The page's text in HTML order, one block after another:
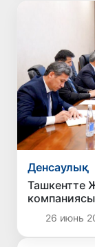
Денсаулық
Ташкентте
құрылады
26 июнь